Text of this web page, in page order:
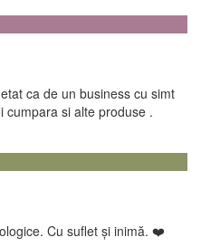
ca de un business cu simt
cumpara si alte produse .
Cu suflet și inimă. ❤️